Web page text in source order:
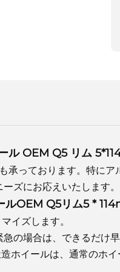
ル OEM Q5 リム
承っております。特に
ズにお応えいたします
ルOEM Q5リム5 *
イズします。
の場合は、できるだけ
ホイールは、通常のホ